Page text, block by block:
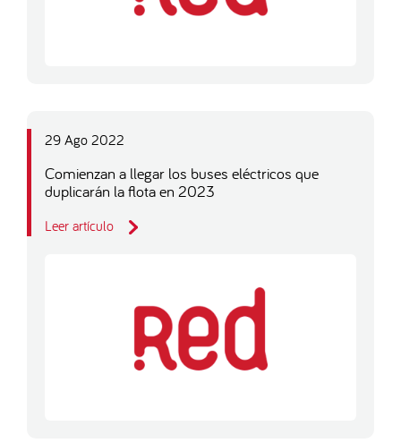
29 Ago 2022
Comienzan a llegar los buses eléctricos que
duplicarán la flota en 2023
Leer artículo